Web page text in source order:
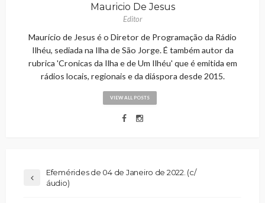
Mauricio De Jesus
Editor
Maurício de Jesus é o Diretor de Programação da Rádio
Ilhéu, sediada na Ilha de São Jorge. É também autor da
rubrica 'Cronicas da Ilha e de Um Ilhéu' que é emitida em
rádios locais, regionais e da diáspora desde 2015.
VIEW ALL POSTS
Efemérides de 04 de Janeiro de 2022. (c/
áudio)